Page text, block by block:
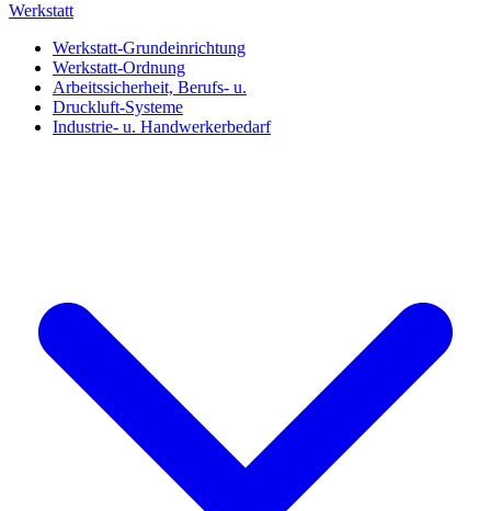
Werkstatt
Werkstatt-Grundeinrichtung
Werkstatt-Ordnung
Arbeitssicherheit, Berufs- u.
Druckluft-Systeme
Industrie- u. Handwerkerbedarf